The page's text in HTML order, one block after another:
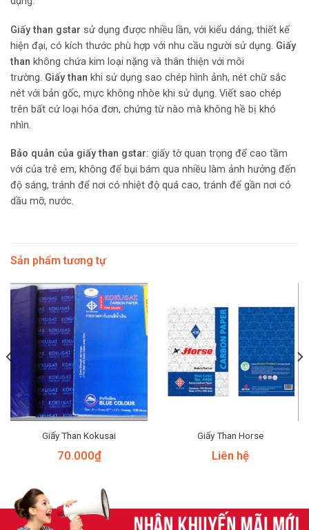
Giấy than gstar sử dụng được nhiều lần, với kiểu dáng, thiết kế
hiện đại, có kích thước phù hợp với nhu cầu người sử dụng. Giấy
than không chứa kim loại nặng và thân thiện với môi
trường. Giấy than khi sử dụng sao chép hình ảnh, nét chữ sắc
nét với bản gốc, mực không nhòe khi sử dụng. Viết sao chép
trên bất cứ loại hóa đơn, chứng từ nào mà không hề bị khó
nhìn.
Bảo quản của giấy than gstar: giấy tờ quan trọng để cao tầm
với của trẻ em, không để bụi bám qua nhiều làm ảnh hưởng đến
độ sáng, tránh để nơi có nhiệt độ quá cao, tránh để gần nơi có
dầu mỡ, nước.
Sản phẩm tương tự
Giấy Than Kokusai
70.000₫
Giấy Than Horse
Liên hệ